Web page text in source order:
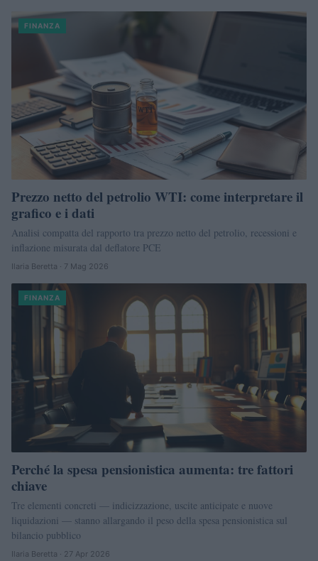
FINANZA
Prezzo netto del petrolio WTI: come interpretare il
grafico e i dati
Analisi compatta del rapporto tra prezzo netto del petrolio, recessioni e
inflazione misurata dal deflatore PCE
Ilaria Beretta · 7 Mag 2026
FINANZA
Perché la spesa pensionistica aumenta: tre fattori
chiave
Tre elementi concreti — indicizzazione, uscite anticipate e nuove
liquidazioni — stanno allargando il peso della spesa pensionistica sul
bilancio pubblico
Ilaria Beretta · 27 Apr 2026